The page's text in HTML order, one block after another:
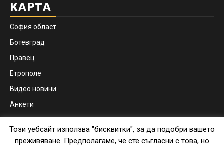
КАРТА
София област
Ботевград
Правец
Етрополе
Видео новини
Анкети
Контакти
Този уебсайт използва "бисквитки", за да подобри вашето
преживяване. Предполагаме, че сте съгласни с това, но